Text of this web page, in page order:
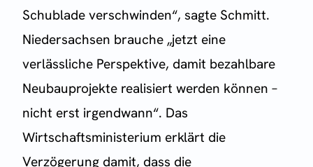
Schublade verschwinden“, sagte Schmitt.
Niedersachsen brauche „jetzt eine
verlässliche Perspektive, damit bezahlbare
Neubauprojekte realisiert werden können –
nicht erst irgendwann“. Das
Wirtschaftsministerium erklärt die
Verzögerung damit, dass die